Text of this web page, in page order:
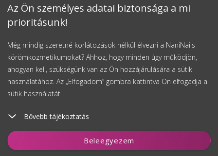
Az Ön személyes adatai biztonsága a mi
prioritásunk!
Még mindig szeretné korlátozások nélkül élvezni a NaniNails
körömkozmetikumokat? Ahhoz, hogy minden úgy működjön,
ahogyan kell, szükségünk van az Ön hozzájárulására a sütik
használatához. Az „Elfogadom” gombra kattintva Ön elfogadja a
sütik használatát.
Bővebb tájékoztatás
Beleegyezem
Kosárhoz ad